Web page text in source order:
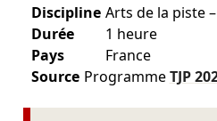
Discipline Arts de la piste
Durée
1 heure
Pays
France
Source ProgrammeTJP